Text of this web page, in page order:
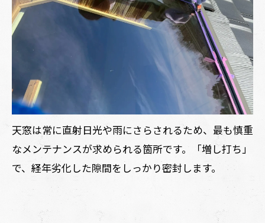
天窓は常に直射日光や雨にさらされるため、最も慎重
なメンテナンスが求められる箇所です。「増し打ち」
で、経年劣化した隙間をしっかり密封します。